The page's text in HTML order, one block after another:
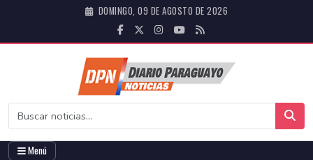
DOMINGO, 09 DE AGOSTO DE 2026
Menú